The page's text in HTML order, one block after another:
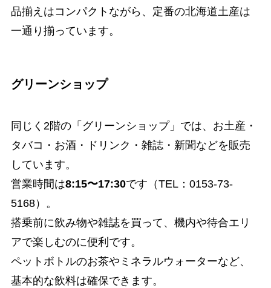
品揃えはコンパクトながら、定番の北海道土産は
一通り揃っています。
グリーンショップ
同じく2階の「グリーンショップ」では、お土産・
タバコ・お酒・ドリンク・雑誌・新聞などを販売
しています。
営業時間は8:15〜17:30です（TEL：0153-73-
5168）。
搭乗前に飲み物や雑誌を買って、機内や待合エリ
アで楽しむのに便利です。
ペットボトルのお茶やミネラルウォーターなど、
基本的な飲料は確保できます。